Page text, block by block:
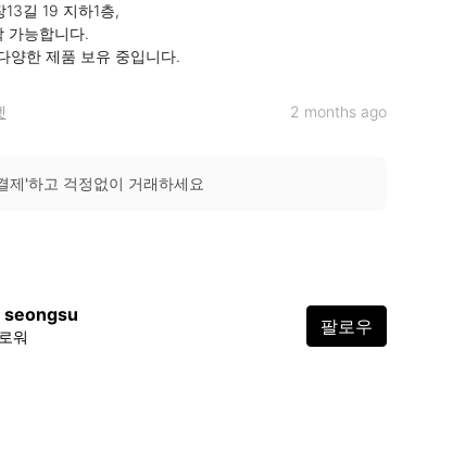
길 19 지하1층,
가능합니다.
양한 제품 보유 중입니다.
2 months ago
제'하고 걱정없이 거래하세요
seongsu
워 팔로우